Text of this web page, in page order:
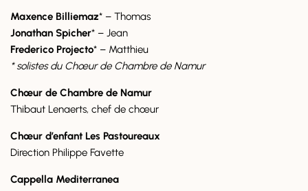
Maxence Billiemaz* – Thomas
Jonathan Spicher* – Jean
Frederico Projecto* – Matthieu
* solistes du Chœur de Chambre de Namur
Chœur de Chambre de Namur
Thibaut Lenaerts, chef de chœur
Chœur d’enfant Les Pastoureaux
Direction Philippe Favette
Cappella Mediterranea